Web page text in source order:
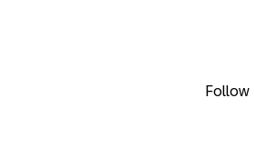
Follow